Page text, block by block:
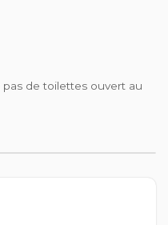
pas de toilettes ouvert au